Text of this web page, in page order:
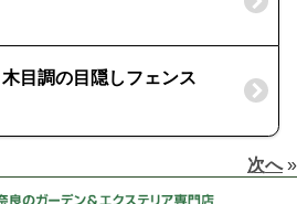
目調の目隠しフェンス
次へ»